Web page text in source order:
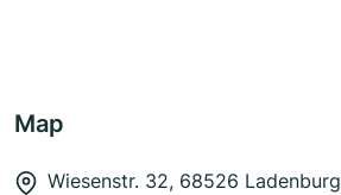
Map
Wiesenstr. 32, 68526 Ladenburg